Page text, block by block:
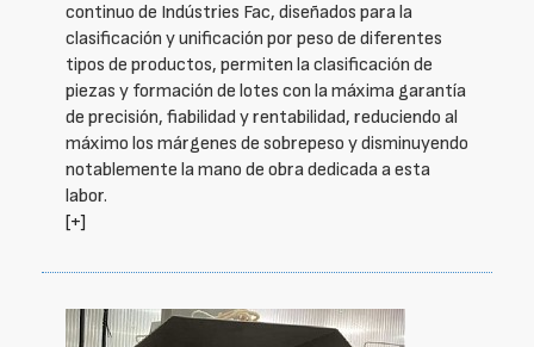
continuo de Indústries Fac, diseñados para la
clasificación y unificación por peso de diferentes
tipos de productos, permiten la clasificación de
piezas y formación de lotes con la máxima garantía
de precisión, fiabilidad y rentabilidad, reduciendo al
máximo los márgenes de sobrepeso y disminuyendo
notablemente la mano de obra dedicada a esta
labor.
[+]